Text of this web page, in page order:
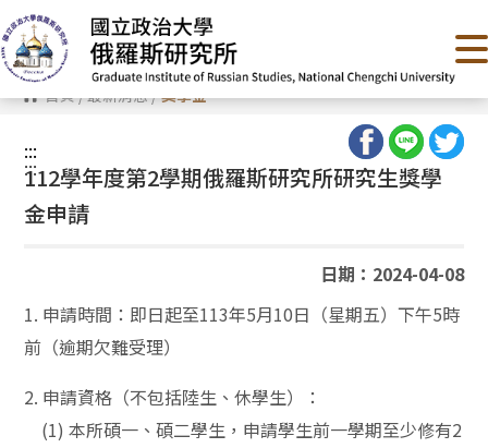
跳
到
主
要
內
容 首頁/最新消息/獎學金
:::
:::
112學年度第2學期俄羅斯研究所研究生獎學
金申請
日期：2024-04-08
1. 申請時間：即日起至113年5月10日（星期五）下午5時
前（逾期欠難受理）
2. 申請資格（不包括陸生、休學生）：
(1) 本所碩一、碩二學生， 申請學生前一學期至少修有2